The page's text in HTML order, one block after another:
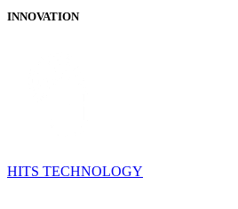
INNOVATION
HITS TECHNOLOGY